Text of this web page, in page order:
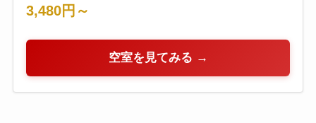
3,480円～
空室を見てみる →